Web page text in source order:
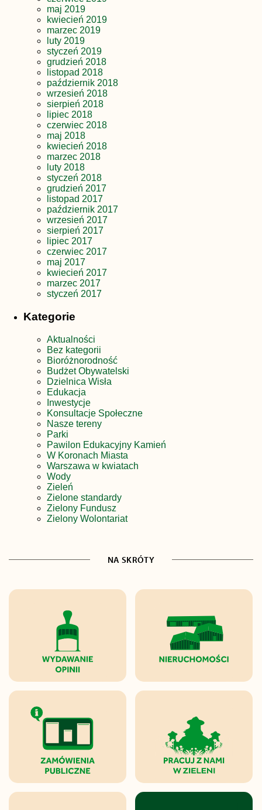
maj 2019
kwiecień 2019
marzec 2019
luty 2019
styczeń 2019
grudzień 2018
listopad 2018
październik 2018
wrzesień 2018
sierpień 2018
lipiec 2018
czerwiec 2018
maj 2018
kwiecień 2018
marzec 2018
luty 2018
styczeń 2018
grudzień 2017
listopad 2017
październik 2017
wrzesień 2017
sierpień 2017
lipiec 2017
czerwiec 2017
maj 2017
kwiecień 2017
marzec 2017
styczeń 2017
Kategorie
Aktualności
Bez kategorii
Bioróżnorodność
Budżet Obywatelski
Dzielnica Wisła
Edukacja
Inwestycje
Konsultacje Społeczne
Nasze tereny
Parki
Pawilon Edukacyjny Kamień
W Koronach Miasta
Warszawa w kwiatach
Wody
Zieleń
Zielone standardy
Zielony Fundusz
Zielony Wolontariat
NA SKRÓTY